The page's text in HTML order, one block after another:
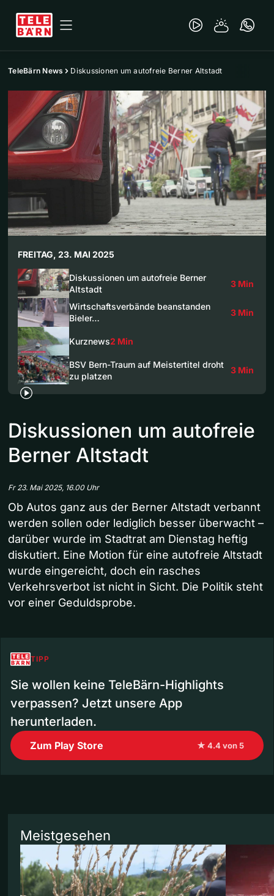
TeleBärn News Diskussionen um autofreie Berner Altstadt
FREITAG, 23. MAI 2025
Diskussionen um autofreie Berner
Altstadt
3 Min
Wirtschaftsverbände beanstanden
Bieler…
3 Min
Kurznews2 Min
BSV Bern-Traum auf Meistertitel droht
zu platzen
3 Min
Diskussionen um autofreie
Berner Altstadt
Fr 23. Mai 2025, 16.00 Uhr
Ob Autos ganz aus der Berner Altstadt verbannt
werden sollen oder lediglich besser überwacht –
darüber wurde im Stadtrat am Dienstag heftig
diskutiert. Eine Motion für eine autofreie Altstadt
wurde eingereicht, doch ein rasches
Verkehrsverbot ist nicht in Sicht. Die Politik steht
vor einer Geduldsprobe.
TIPP
Sie wollen keine TeleBärn-Highlights
verpassen? Jetzt unsere App
herunterladen.
Zum Play Store ★ 4.4 von 5
Meistgesehen